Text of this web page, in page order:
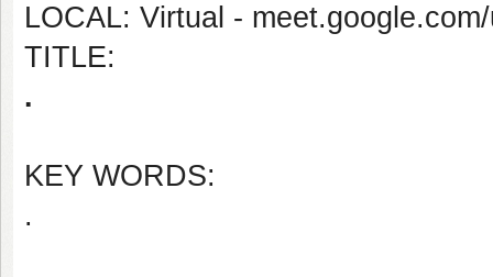
LOCAL: Virtual -
TITLE:
.
KEY WORDS:
.